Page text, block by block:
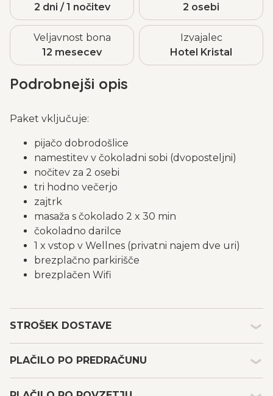
2 dni / 1 nočitev
2 osebi
Veljavnost bona
12 mesecev
Izvajalec
Hotel Kristal
Podrobnejši opis
Paket vključuje:
pijačo dobrodošlice
namestitev v čokoladni sobi (dvoposteljni)
nočitev za 2 osebi
tri hodno večerjo
zajtrk
masaža s čokolado 2 x 30 min
čokoladno darilce
1 x vstop v Wellnes (privatni najem dve uri)
brezplačno parkirišče
brezplačen Wifi
STROŠEK DOSTAVE
Kakšen je strošek dostave in embalaže darilnih
bonov?
Strošek dostave in embalaže s tipom plačila po
predračunu je 1,99 €, po povzetju pa 5,49 € (dodaten
PLAČILO PO PREDRAČUNU
Plačilo po predračunu